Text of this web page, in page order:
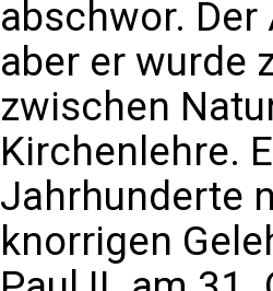
abschwor.
aber er wurde
zwischen
Kirchenlehre.
Jahrhunderte
knorrigen